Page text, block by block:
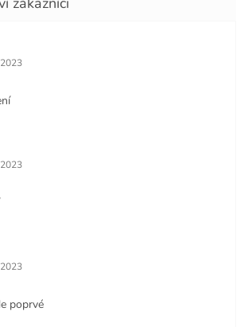
obchodu je 5 z 5 hvězdiček.
obchodu je 5 z 5 hvězdiček.
obchodu je 5 z 5 hvězdiček.
poprvé